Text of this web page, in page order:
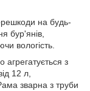
на будь-
бур'янів,
вологість.
агрегатується з
12 л,
зварна з труби